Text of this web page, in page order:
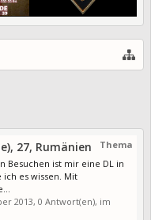
Thema
27, Rumänien
Besuchen ist mir eine DL in
es wissen. Mit
2013, 0 Antwort(en), im